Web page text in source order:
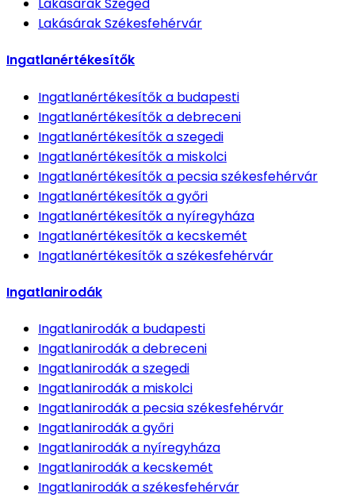
LakásárakSzeged
LakásárakSzékesfehérvár
Ingatlanértékesítők
Ingatlanértékesítőka budapesti
Ingatlanértékesítőka debreceni
Ingatlanértékesítőka szegedi
Ingatlanértékesítőka miskolci
Ingatlanértékesítőka pecsia székesfehérvár
Ingatlanértékesítőka győri
Ingatlanértékesítőka nyíregyháza
Ingatlanértékesítőka kecskemét
Ingatlanértékesítőka székesfehérvár
Ingatlanirodák
Ingatlanirodáka budapesti
Ingatlanirodáka debreceni
Ingatlanirodáka szegedi
Ingatlanirodáka miskolci
Ingatlanirodáka pecsia székesfehérvár
Ingatlanirodáka győri
Ingatlanirodáka nyíregyháza
Ingatlanirodáka kecskemét
Ingatlanirodáka székesfehérvár